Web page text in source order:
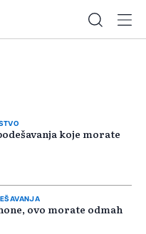
koje morate
ovo morate odmah